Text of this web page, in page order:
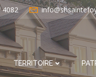
4082
TERRITOIRE